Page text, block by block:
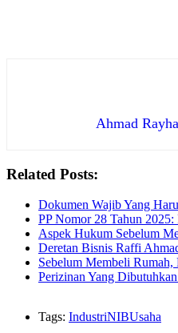
Ahmad
Related Posts:
Dokumen Wajib Yang
PP Nomor 28 Tahun
Aspek Hukum Sebelum
Deretan Bisnis Raffi
Sebelum Membeli
Perizinan Yang
Tags: IndustriNIBUsaha